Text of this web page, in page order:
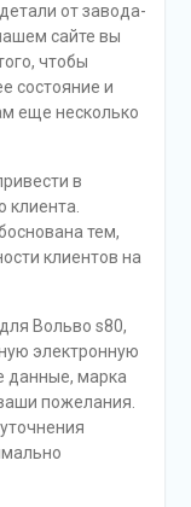
от завода-
сайте вы
чтобы
состояние и
еще несколько
в
клиента.
тем,
клиентов на
Вольво s80,
электронную
данные, марка
пожелания.